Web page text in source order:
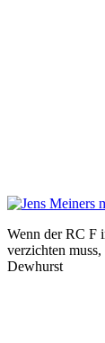
Wenn der RC F
verzichten
Dewhurst